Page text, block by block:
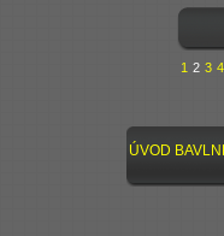
1 2 3 4
ÚVOD